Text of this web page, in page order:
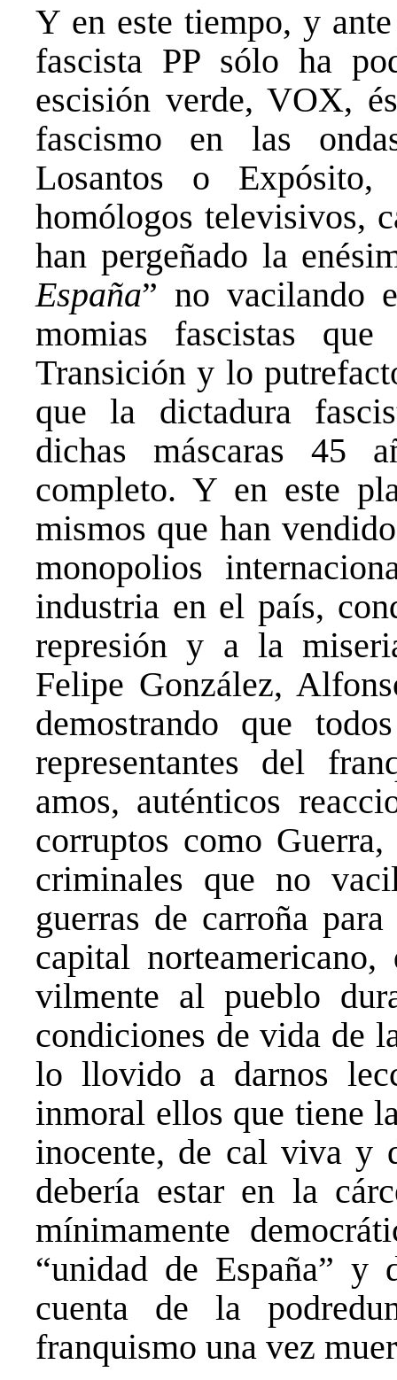
Y en este tiempo, y
fascista PP sólo ha
escisión verde, VOX,
fascismo en las
Losantos o
homólogos televisivos,
han pergeñado la
España” no vacilando
momias fascistas
Transición y lo
que la dictadura
dichas máscaras 45
completo. Y en este
mismos que han
monopolios
industria en el país,
represión y a la
Felipe González,
demostrando que
representantes del
amos, auténticos
corruptos como
criminales que no
guerras de carroña
capital
vilmente al pueblo
condiciones de vida de
lo llovido a darnos
inmoral ellos que tiene
inocente, de cal viva y
debería estar en la
mínimamente
“unidad de España” y
cuenta de la
franquismo una vez